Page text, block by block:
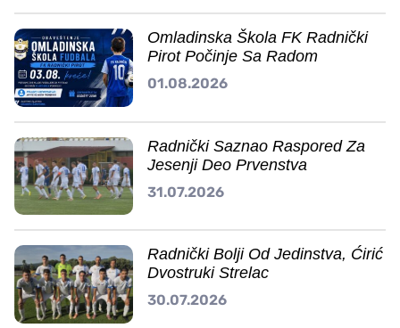
Omladinska Škola FK Radnički
Pirot Počinje Sa Radom
01.08.2026
Radnički Saznao Raspored Za
Jesenji Deo Prvenstva
31.07.2026
Radnički Bolji Od Jedinstva, Ćirić
Dvostruki Strelac
30.07.2026